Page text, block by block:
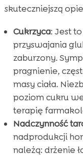
skuteczniejszą
Cukrzyca: Jest
przyswajania
zaburzony.
pragnienie,
masy ciała.
poziom cukru
terapię
Nadczynność
nadprodukcji
należą: drżenie